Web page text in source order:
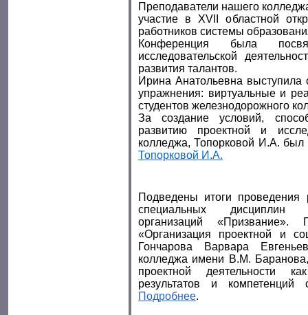
Преподаватели нашего
участие в ХVII областной
работников системы
Конференция была
исследовательской
развития талантов.
Ирина Анатольевна
упражнения: виртуальные и
студентов железнодорожного
За создание условий,
развитию проектной и
колледжа, Топорковой И.А. был
Топорковой И.А.
Подведены итоги проведения
специальных дисциплин
организаций
«Организация проектной и
Гончарова Варвара
колледжа имени В.М.
проектной деятельности
результатов и
Подробнее.